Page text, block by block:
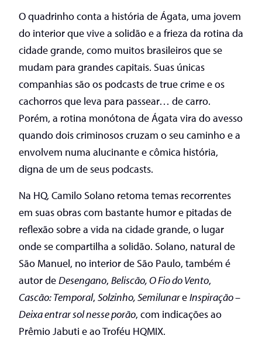
O quadrinho conta a história de Ágata, uma jovem
do interior que vive a solidão e a frieza da rotina da
cidade grande, como muitos brasileiros que se
mudam para grandes capitais. Suas únicas
companhias são os podcasts de true crime e os
cachorros que leva para passear… de carro.
Porém, a rotina monótona de Ágata vira do avesso
quando dois criminosos cruzam o seu caminho e a
envolvem numa alucinante e cômica história,
digna de um de seus podcasts.
Na HQ, Camilo Solano retoma temas recorrentes
em suas obras com bastante humor e pitadas de
reflexão sobre a vida na cidade grande, o lugar
onde se compartilha a solidão. Solano, natural de
São Manuel, no interior de São Paulo, também é
autor deDesengano, Beliscão, O Fio do Vento,
Cascão: Temporal, Solzinho, SemilunareInspiração –
Deixa entrar sol nesse porão, com indicações ao
Prêmio Jabuti e ao Troféu HQMIX.